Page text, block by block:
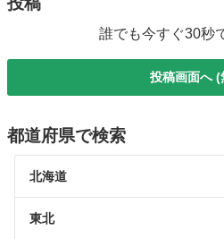
誰でも今すぐ30秒
投稿画面へ (
都道府県で検索
北海道
東北